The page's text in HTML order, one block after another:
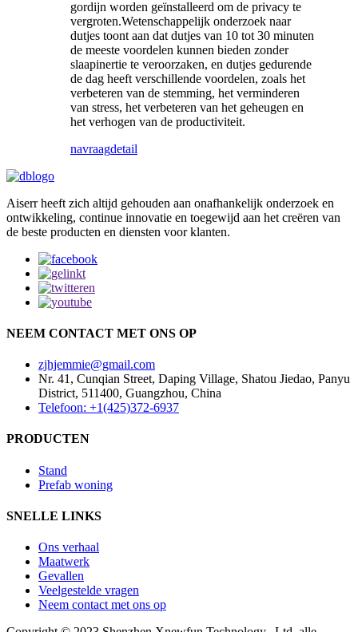
gordijn worden geïnstalleerd om de privacy te
vergroten.Wetenschappelijk onderzoek naar
dutjes toont aan dat dutjes van 10 tot 30 minuten
de meeste voordelen kunnen bieden zonder
slaapinertie te veroorzaken, en dutjes gedurende
de dag heeft verschillende voordelen, zoals het
verbeteren van de stemming, het verminderen
van stress, het verbeteren van het geheugen en
het verhogen van de productiviteit.
navraagdetail
Aiserr heeft zich altijd gehouden aan onafhankelijk onderzoek en
ontwikkeling, continue innovatie en toegewijd aan het creëren van
de beste producten en diensten voor klanten.
NEEM CONTACT MET ONS OP
zjhjemmie@gmail.com
Nr. 41, Cunqian Street, Daping Village, Shatou Jiedao, Panyu
District, 511400, Guangzhou, China
Telefoon: +1(425)372-6937
PRODUCTEN
Stand
Prefab woning
SNELLE LINKS
Ons verhaal
Maatwerk
Gevallen
Veelgestelde vragen
Neem contact met ons op